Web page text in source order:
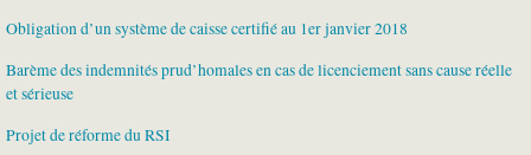
Obligation d’un système de caisse certifié au 1er janvier 2018
Barème des indemnités prud’homales en cas de licenciement sans cause réelle
et sérieuse
Projet de réforme du RSI